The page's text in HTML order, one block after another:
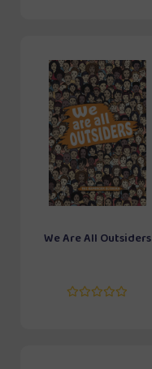
We Are All Outsiders